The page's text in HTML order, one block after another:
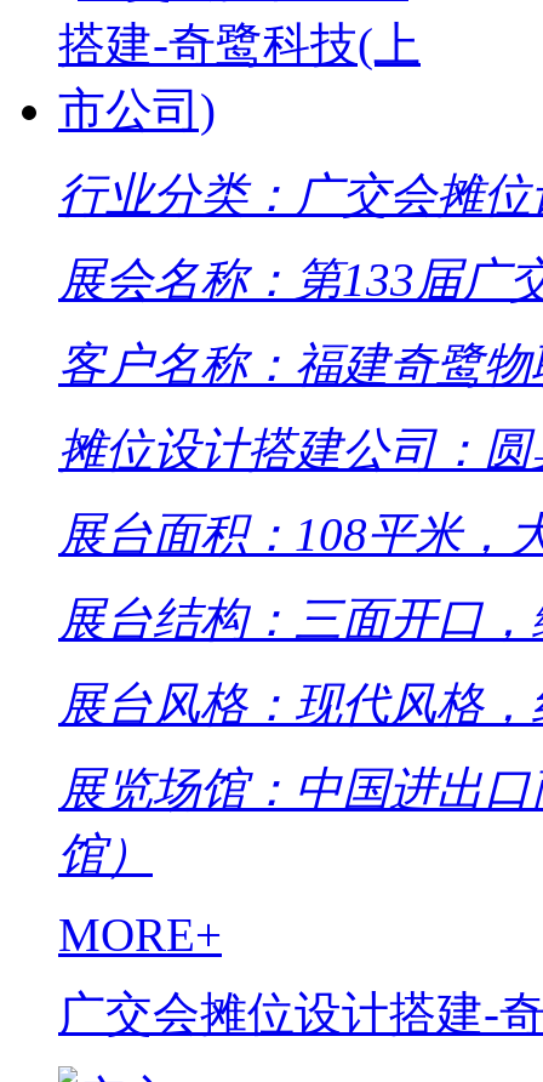
行业分类：广交会摊
展会名称：第133届广
客户名称：福建奇鹭
摊位设计搭建公司：
展台面积：108平米，
展台结构：三面开口
展台风格：现代风格
展览场馆：中国进出
馆）
MORE+
广交会摊位设计搭建-